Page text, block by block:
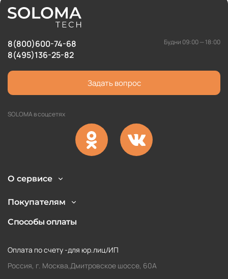
8(800)600-74-68
8(495)136-25-82
Будни 09:00 — 18:00
Задать вопрос
SOLOMA в соцсетях
О сервисе
Покупателям
Способы оплаты
Оплата по счету -для юр.лиц/ИП
Россия, г. Москва,Дмитровское шоссе, 60А